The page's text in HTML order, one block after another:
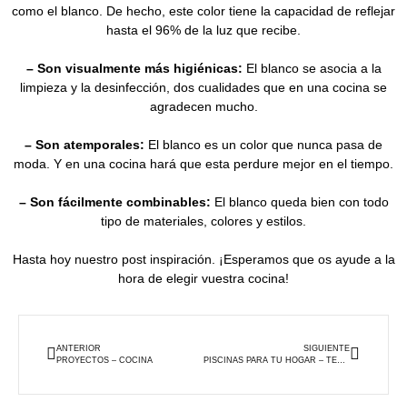
como el blanco. De hecho, este color tiene la capacidad de reflejar
hasta el 96% de la luz que recibe.
– Son visualmente más higiénicas: El blanco se asocia a la
limpieza y la desinfección, dos cualidades que en una cocina se
agradecen mucho.
– Son atemporales: El blanco es un color que nunca pasa de
moda. Y en una cocina hará que esta perdure mejor en el tiempo.
– Son fácilmente combinables: El blanco queda bien con todo
tipo de materiales, colores y estilos.
Hasta hoy nuestro post inspiración. ¡Esperamos que os ayude a la
hora de elegir vuestra cocina!
ANTERIOR
PROYECTOS – COCINA
SIGUIENTE
PISCINAS PARA TU HOGAR – TENDENCIAS 2021